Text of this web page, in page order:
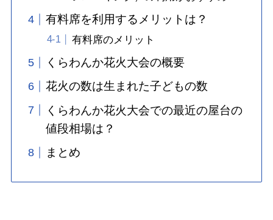
有料席を利用するメリットは？
有料席のメリット
くらわんか花火大会の概要
花火の数は生まれた子どもの数
くらわんか花火大会での最近の屋台の
値段相場は？
まとめ